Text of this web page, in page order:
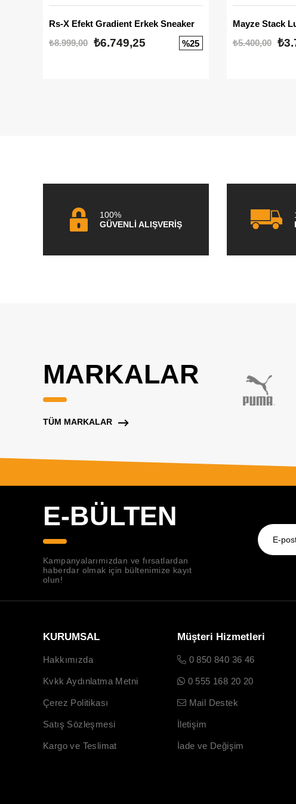
Rs-X Efekt Gradient Erkek Sneaker
₺8.999,00 ₺6.749,25 %25
₺5.400,00
100%
GÜVENLİ ALIŞVERİŞ
MARKALAR
TÜM MARKALAR
E-BÜLTEN
Kampanyalarımızdan ve fırsatlardan
haberdar olmak için bültenimize kayıt
olun!
KURUMSAL
Hakkımızda
Kvkk Aydınlatma Metni
Çerez Politikası
Satış Sözleşmesi
Kargo ve Teslimat
Müşteri Hizmetleri
0 850 840 36 46
0 555 168 20 20
Mail Destek
İletişim
İade ve Değişim